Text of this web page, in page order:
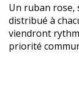
Un ruban rose,
distribué à
viendront
priorité